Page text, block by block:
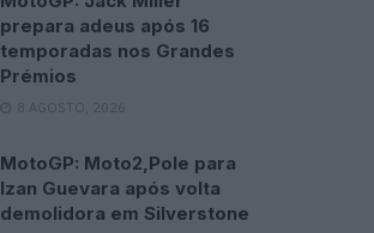
prepara adeus após 16
temporadas nos Grandes
Prémios
8 AGOSTO, 2026
MotoGP: Moto2,Pole para
Izan Guevara após volta
demolidora em Silverstone